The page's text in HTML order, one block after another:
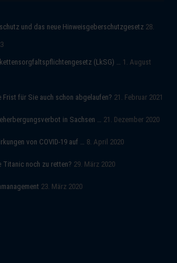
a
und das neue Hinweisgeberschutzgesetz 28.
(LkSG) … 1. August
Frist für Sie auch schon abgelaufen? 21. Februar 2021
in Sachsen … 21. Dezember 2020
von COVID-19 auf … 8. April 2020
Titanic noch zu retten? 29. März 2020
23. März 2020